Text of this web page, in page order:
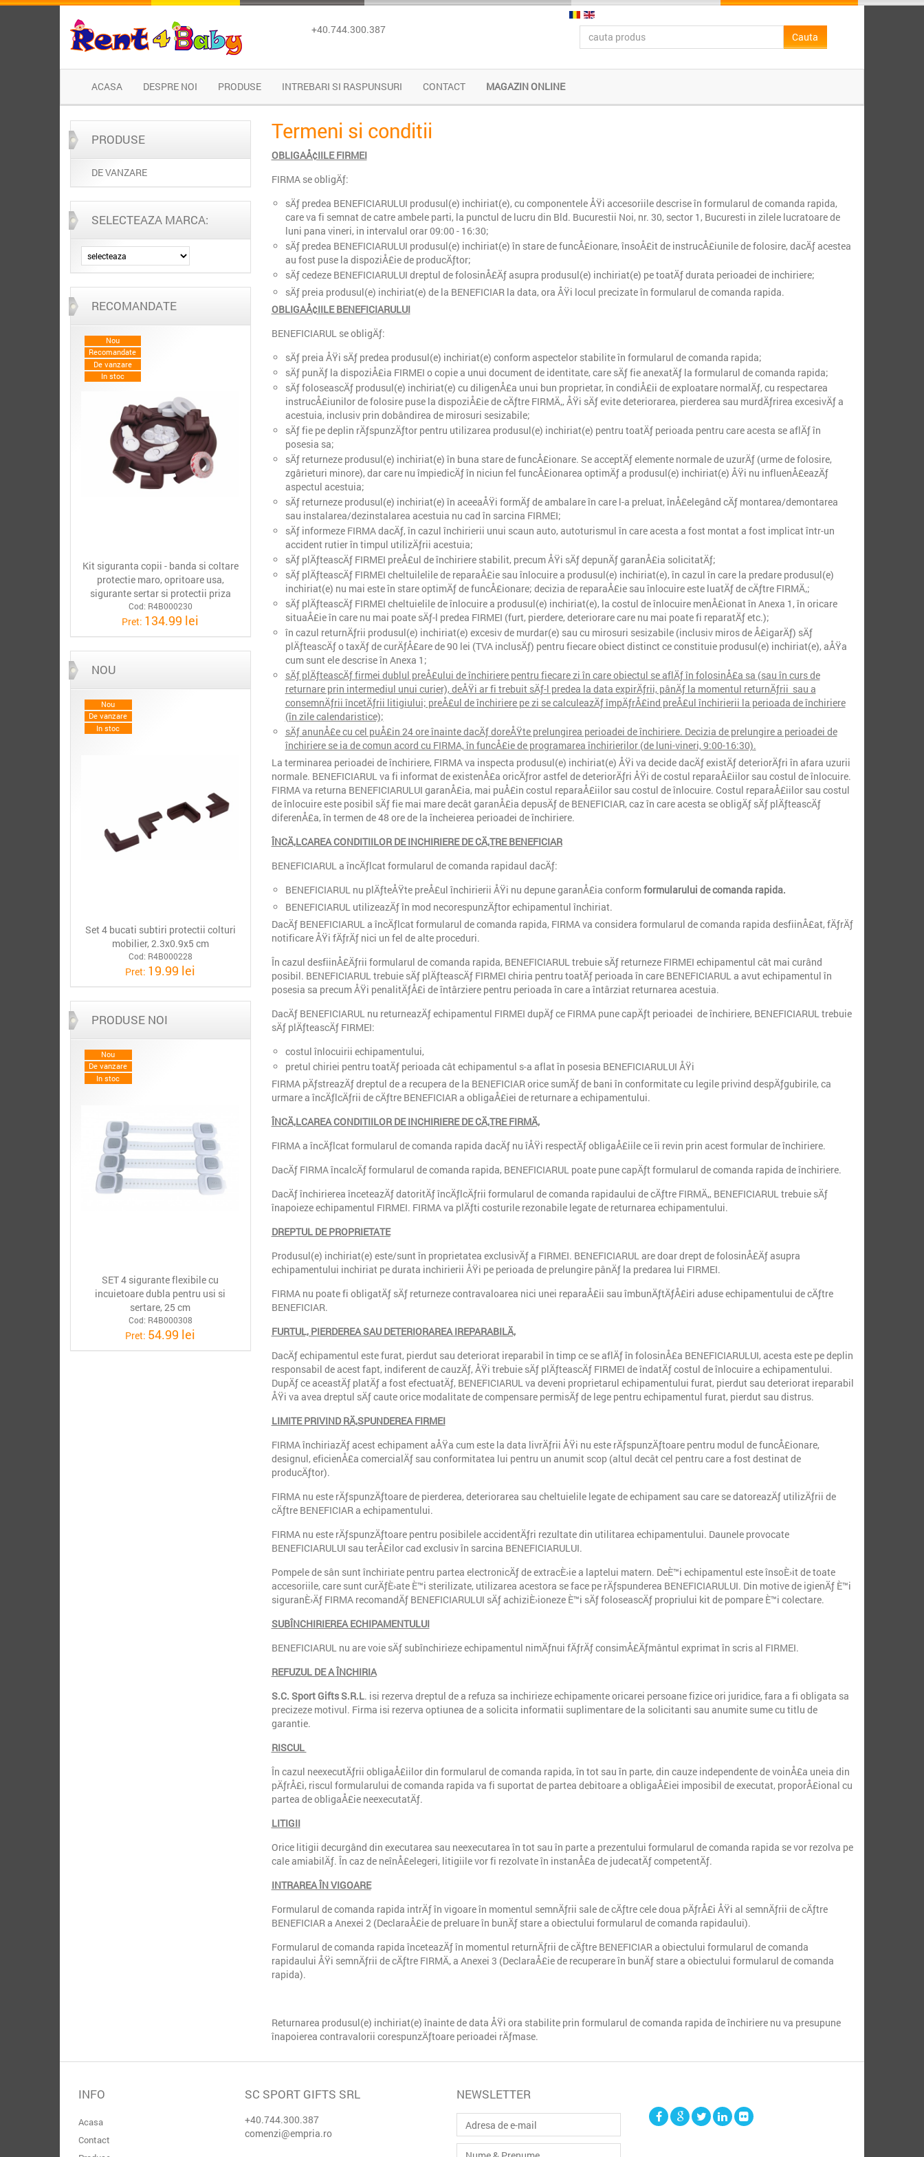
+40.744.300.387
ACASA DESPRE NOI PRODUSE INTREBARI SI RASPUNSURI CONTACT MAGAZIN ONLINE
PRODUSE
DE VANZARE
SELECTEAZA MARCA:
RECOMANDATE
Nou
Recomandate
De vanzare
In stoc
Kit siguranta copii - banda si coltare
protectie maro, opritoare usa,
sigurante sertar si protectii priza
Cod: R4B000230
Pret: 134.99 lei
NOU
Nou
De vanzare
In stoc
Set 4 bucati subtiri protectii colturi
mobilier, 2.3x0.9x5 cm
Cod: R4B000228
Pret: 19.99 lei
PRODUSE NOI
Nou
De vanzare
In stoc
SET 4 sigurante flexibile cu
incuietoare dubla pentru usi si
sertare, 25 cm
Cod: R4B000308
Pret: 54.99 lei
Termeni si conditii
OBLIGAÅ¢IILE FIRMEI
FIRMA se obligÄƒ:
sÄƒ predea BENEFICIARULUI produsul(e) inchiriat(e), cu componentele ÅŸi accesoriile descrise în formularul de comanda rapida,
care va fi semnat de catre ambele parti, la punctul de lucru din Bld. Bucurestii Noi, nr. 30, sector 1, Bucuresti in zilele lucratoare de
luni pana vineri, in intervalul orar 09:00 - 16:30;
sÄƒ predea BENEFICIARULUI produsul(e) inchiriat(e) în stare de funcÅ£ionare, însoÅ£it de instrucÅ£iunile de folosire, dacÄƒ acestea
au fost puse la dispoziÅ£ie de producÄƒtor;
sÄƒ cedeze BENEFICIARULUI dreptul de folosinÅ£Äƒ asupra produsul(e) inchiriat(e) pe toatÄƒ durata perioadei de inchiriere;
sÄƒ preia produsul(e) inchiriat(e) de la BENEFICIAR la data, ora ÅŸi locul precizate în formularul de comanda rapida.
OBLIGAÅ¢IILE BENEFICIARULUI
BENEFICIARUL se obligÄƒ:
sÄƒ preia ÅŸi sÄƒ predea produsul(e) inchiriat(e) conform aspectelor stabilite în formularul de comanda rapida;
sÄƒ punÄƒ la dispoziÅ£ia FIRMEI o copie a unui document de identitate, care sÄƒ fie anexatÄƒ la formularul de comanda rapida;
sÄƒ foloseascÄƒ produsul(e) inchiriat(e) cu diligenÅ£a unui bun proprietar, în condiÅ£ii de exploatare normalÄƒ, cu respectarea
instrucÅ£iunilor de folosire puse la dispoziÅ£ie de cÄƒtre FIRMÄ‚, ÅŸi sÄƒ evite deteriorarea, pierderea sau murdÄƒrirea excesivÄƒ a
acestuia, inclusiv prin dobândirea de mirosuri sesizabile;
sÄƒ fie pe deplin rÄƒspunzÄƒtor pentru utilizarea produsul(e) inchiriat(e) pentru toatÄƒ perioada pentru care acesta se aflÄƒ în
posesia sa;
sÄƒ returneze produsul(e) inchiriat(e) în buna stare de funcÅ£ionare. Se acceptÄƒ elemente normale de uzurÄƒ (urme de folosire,
zgârieturi minore), dar care nu împiedicÄƒ în niciun fel funcÅ£ionarea optimÄƒ a produsul(e) inchiriat(e) ÅŸi nu influenÅ£eazÄƒ
aspectul acestuia;
sÄƒ returneze produsul(e) inchiriat(e) în aceeaÅŸi formÄƒ de ambalare în care l-a preluat, înÅ£elegând cÄƒ montarea/demontarea
sau instalarea/dezinstalarea acestuia nu cad în sarcina FIRMEI;
sÄƒ informeze FIRMA dacÄƒ, în cazul închirierii unui scaun auto, autoturismul în care acesta a fost montat a fost implicat într-un
accident rutier în timpul utilizÄƒrii acestuia;
sÄƒ plÄƒteascÄƒ FIRMEI preÅ£ul de închiriere stabilit, precum ÅŸi sÄƒ depunÄƒ garanÅ£ia solicitatÄƒ;
sÄƒ plÄƒteascÄƒ FIRMEI cheltuilelile de reparaÅ£ie sau înlocuire a produsul(e) inchiriat(e), în cazul în care la predare produsul(e)
inchiriat(e) nu mai este în stare optimÄƒ de funcÅ£ionare; decizia de reparaÅ£ie sau înlocuire este luatÄƒ de cÄƒtre FIRMÄ‚;
sÄƒ plÄƒteascÄƒ FIRMEI cheltuielile de înlocuire a produsul(e) inchiriat(e), la costul de înlocuire menÅ£ionat în Anexa 1, în oricare
situaÅ£ie în care nu mai poate sÄƒ-l predea FIRMEI (furt, pierdere, deteriorare care nu mai poate fi reparatÄƒ etc.);
în cazul returnÄƒrii produsul(e) inchiriat(e) excesiv de murdar(e) sau cu mirosuri sesizabile (inclusiv miros de Å£igarÄƒ) sÄƒ
plÄƒteascÄƒ o taxÄƒ de curÄƒÅ£are de 90 lei (TVA inclusÄƒ) pentru fiecare obiect distinct ce constituie produsul(e) inchiriat(e), aÅŸa
cum sunt ele descrise în Anexa 1;
sÄƒ plÄƒteascÄƒ firmei dublul preÅ£ului de închiriere pentru fiecare zi în care obiectul se aflÄƒ în folosinÅ£a sa (sau în curs de
returnare prin intermediul unui curier), deÅŸi ar fi trebuit sÄƒ-l predea la data expirÄƒrii, pânÄƒ la momentul returnÄƒrii sau a
consemnÄƒrii încetÄƒrii litigiului; preÅ£ul de închiriere pe zi se calculeazÄƒ împÄƒrÅ£ind preÅ£ul închirierii la perioada de închiriere
(în zile calendaristice);
sÄƒ anunÅ£e cu cel puÅ£in 24 ore înainte dacÄƒ doreÅŸte prelungirea perioadei de închiriere. Decizia de prelungire a perioadei de
închiriere se ia de comun acord cu FIRMA, în funcÅ£ie de programarea închirierilor (de luni-vineri, 9:00-16:30).
La terminarea perioadei de închiriere, FIRMA va inspecta produsul(e) inchiriat(e) ÅŸi va decide dacÄƒ existÄƒ deteriorÄƒri în afara uzurii
normale. BENEFICIARUL va fi informat de existenÅ£a oricÄƒror astfel de deteriorÄƒri ÅŸi de costul reparaÅ£iilor sau costul de înlocuire.
FIRMA va returna BENEFICIARULUI garanÅ£ia, mai puÅ£in costul reparaÅ£iilor sau costul de înlocuire. Costul reparaÅ£iilor sau costul
de înlocuire este posibil sÄƒ fie mai mare decât garanÅ£ia depusÄƒ de BENEFICIAR, caz în care acesta se obligÄƒ sÄƒ plÄƒteascÄƒ
diferenÅ£a, în termen de 48 ore de la încheierea perioadei de închiriere.
ÎNCÄ‚LCAREA CONDITIILOR DE INCHIRIERE DE CÄ‚TRE BENEFICIAR
BENEFICIARUL a încÄƒlcat formularul de comanda rapidaul dacÄƒ:
BENEFICIARUL nu plÄƒteÅŸte preÅ£ul închirierii ÅŸi nu depune garanÅ£ia conformformularului de comanda rapida.
BENEFICIARUL utilizeazÄƒ în mod necorespunzÄƒtor echipamentul închiriat.
DacÄƒ BENEFICIARUL a încÄƒlcat formularul de comanda rapida, FIRMA va considera formularul de comanda rapida desfiinÅ£at, fÄƒrÄƒ
notificare ÅŸi fÄƒrÄƒ nici un fel de alte proceduri.
În cazul desfiinÅ£Äƒrii formularul de comanda rapida, BENEFICIARUL trebuie sÄƒ returneze FIRMEI echipamentul cât mai curând
posibil. BENEFICIARUL trebuie sÄƒ plÄƒteascÄƒ FIRMEI chiria pentru toatÄƒ perioada în care BENEFICIARUL a avut echipamentul în
posesia sa precum ÅŸi penalitÄƒÅ£i de întârziere pentru perioada în care a întârziat returnarea acestuia.
DacÄƒ BENEFICIARUL nu returneazÄƒ echipamentul FIRMEI dupÄƒ ce FIRMA pune capÄƒt perioadei de închiriere, BENEFICIARUL trebuie
sÄƒ plÄƒteascÄƒ FIRMEI:
costul înlocuirii echipamentului,
pretul chiriei pentru toatÄƒ perioada cât echipamentul s-a aflat în posesia BENEFICIARULUI ÅŸi
FIRMA pÄƒstreazÄƒ dreptul de a recupera de la BENEFICIAR orice sumÄƒ de bani în conformitate cu legile privind despÄƒgubirile, ca
urmare a încÄƒlcÄƒrii de cÄƒtre BENEFICIAR a obligaÅ£iei de returnare a echipamentului.
ÎNCÄ‚LCAREACONDITIILOR DE INCHIRIEREDE CÄ‚TRE FIRMÄ‚
FIRMA a încÄƒlcat formularul de comanda rapida dacÄƒ nu îÅŸi respectÄƒ obligaÅ£iile ce îi revin prin acest formular de închiriere.
DacÄƒ FIRMA încalcÄƒ formularul de comanda rapida, BENEFICIARUL poate pune capÄƒt formularul de comanda rapida de închiriere.
DacÄƒ închirierea înceteazÄƒ datoritÄƒ încÄƒlcÄƒrii formularul de comanda rapidaului de cÄƒtre FIRMÄ‚, BENEFICIARUL trebuie sÄƒ
înapoieze echipamentul FIRMEI. FIRMA va plÄƒti costurile rezonabile legate de returnarea echipamentului.
DREPTUL DE PROPRIETATE
Produsul(e) inchiriat(e) este/sunt în proprietatea exclusivÄƒ a FIRMEI. BENEFICIARUL are doar drept de folosinÅ£Äƒ asupra
echipamentului inchiriat pe durata inchirierii ÅŸi pe perioada de prelungire pânÄƒ la predarea lui FIRMEI.
FIRMA nu poate fi obligatÄƒ sÄƒ returneze contravaloarea nici unei reparaÅ£ii sau îmbunÄƒtÄƒÅ£iri aduse echipamentului de cÄƒtre
BENEFICIAR.
FURTUL, PIERDEREA SAU DETERIORAREA IREPARABILÄ‚
DacÄƒ echipamentul este furat, pierdut sau deteriorat ireparabil în timp ce se aflÄƒ în folosinÅ£a BENEFICIARULUI, acesta este pe deplin
responsabil de acest fapt, indiferent de cauzÄƒ, ÅŸi trebuie sÄƒ plÄƒteascÄƒ FIRMEI de îndatÄƒ costul de înlocuire a echipamentului.
DupÄƒ ce aceastÄƒ platÄƒ a fost efectuatÄƒ, BENEFICIARUL va deveni proprietarul echipamentului furat, pierdut sau deteriorat ireparabil
ÅŸi va avea dreptul sÄƒ caute orice modalitate de compensare permisÄƒ de lege pentru echipamentul furat, pierdut sau distrus.
LIMITE PRIVIND RÄ‚SPUNDEREA FIRMEI
FIRMA închiriazÄƒ acest echipament aÅŸa cum este la data livrÄƒrii ÅŸi nu este rÄƒspunzÄƒtoare pentru modul de funcÅ£ionare,
designul, eficienÅ£a comercialÄƒ sau conformitatea lui pentru un anumit scop (altul decât cel pentru care a fost destinat de
producÄƒtor).
FIRMA nu este rÄƒspunzÄƒtoare de pierderea, deteriorarea sau cheltuielile legate de echipament sau care se datoreazÄƒ utilizÄƒrii de
cÄƒtre BENEFICIAR a echipamentului.
FIRMA nu este rÄƒspunzÄƒtoare pentru posibilele accidentÄƒri rezultate din utilitarea echipamentului. Daunele provocate
BENEFICIARULUI sau terÅ£ilor cad exclusiv în sarcina BENEFICIARULUI.
Pompele de sân sunt închiriate pentru partea electronicÄƒ de extracÈ›ie a laptelui matern. DeÈ™i echipamentul este însoÈ›it de toate
accesoriile, care sunt curÄƒÈ›ate È™i sterilizate, utilizarea acestora se face pe rÄƒspunderea BENEFICIARULUI. Din motive de igienÄƒ È™i
siguranÈ›Äƒ FIRMA recomandÄƒ BENEFICIARULUI sÄƒ achiziÈ›ioneze È™i sÄƒ foloseascÄƒ propriului kit de pompare È™i colectare.
SUBÎNCHIRIEREA ECHIPAMENTULUI
BENEFICIARUL nu are voie sÄƒ subînchirieze echipamentul nimÄƒnui fÄƒrÄƒ consimÅ£Äƒmântul exprimat în scris al FIRMEI.
REFUZUL DE A ÎNCHIRIA
S.C. Sport Gifts S.R.L. isi rezerva dreptul de a refuza sa inchirieze echipamente oricarei persoane fizice ori juridice, fara a fi obligata sa
precizeze motivul. Firma isi rezerva optiunea de a solicita informatii suplimentare de la solicitanti sau anumite sume cu titlu de
garantie.
RISCUL
În cazul neexecutÄƒrii obligaÅ£iilor din formularul de comanda rapida, în tot sau în parte, din cauze independente de voinÅ£a uneia din
pÄƒrÅ£i, riscul formularului de comanda rapida va fi suportat de partea debitoare a obligaÅ£iei imposibil de executat, proporÅ£ional cu
partea de obligaÅ£ie neexecutatÄƒ.
LITIGII
Orice litigii decurgând din executarea sau neexecutarea în tot sau în parte a prezentului formularul de comanda rapida se vor rezolva pe
cale amiabilÄƒ. În caz de neînÅ£elegeri, litigiile vor fi rezolvate în instanÅ£a de judecatÄƒ competentÄƒ.
INTRAREA ÎN VIGOARE
Formularul de comanda rapida intrÄƒ în vigoare în momentul semnÄƒrii sale de cÄƒtre cele doua pÄƒrÅ£i ÅŸi al semnÄƒrii de cÄƒtre
BENEFICIAR a Anexei 2 (DeclaraÅ£ie de preluare în bunÄƒ stare a obiectului formularul de comanda rapidaului).
Formularul de comanda rapida înceteazÄƒ în momentul returnÄƒrii de cÄƒtre BENEFICIAR a obiectului formularul de comanda
rapidaului ÅŸi semnÄƒrii de cÄƒtre FIRMÄ‚ a Anexei 3 (DeclaraÅ£ie de recuperare în bunÄƒ stare a obiectului formularul de comanda
rapida).
Returnarea produsul(e) inchiriat(e) înainte de data ÅŸi ora stabilite prin formularul de comanda rapida de închiriere nu va presupune
înapoierea contravalorii corespunzÄƒtoare perioadei rÄƒmase.
INFO
Acasa
Contact
SC SPORT GIFTS SRL
+40.744.300.387
comenzi@empria.ro
NEWSLETTER